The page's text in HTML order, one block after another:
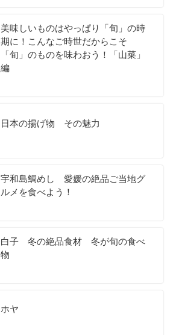
美味しいものはやっぱり「旬」の時
期に！こんなご時世だからこそ
「旬」のものを味わおう！「山菜」
編
日本の揚げ物 その魅力
宇和島鯛めし 愛媛の絶品ご当地グ
ルメを食べよう！
白子 冬の絶品食材 冬が旬の食べ
物
ホヤ